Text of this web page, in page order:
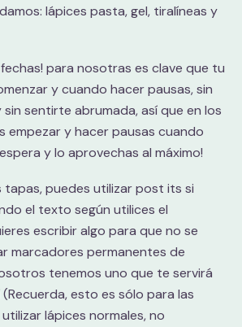
lápices pasta, gel, tiralíneas y
fechas! para nosotras es clave que tu
y cuando hacer pausas, sin
sentirte abrumada, así que en los
empezar y hacer pausas cuando
y lo aprovechas al máximo!
tapas, puedes utilizar post its si
el texto según utilices el
escribir algo para que no se
marcadores permanentes de
tenemos uno que te servirá
(Recuerda, esto es sólo para las
lápices normales, no